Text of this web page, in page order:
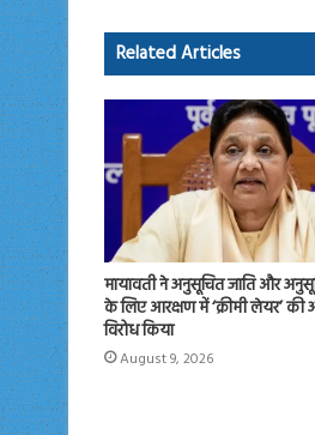
oko
n
Related Articles
मायावती ने अनुसूचित जाति और
के लिए आरक्षण में ‘क्रीमी लेयर’ की
विरोध किया
August 9, 2026